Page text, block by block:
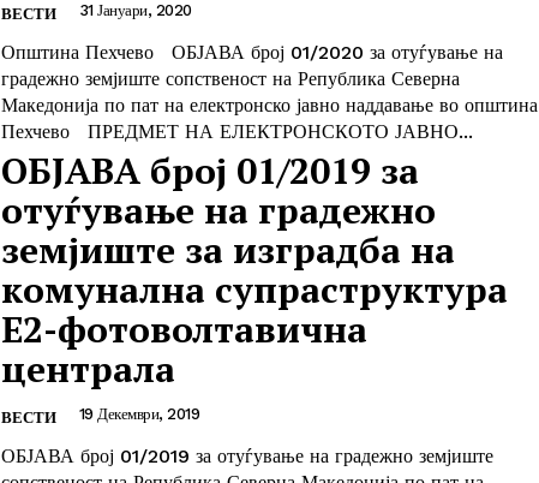
ВЕСТИ 31 Јануари, 2020
Општина Пехчево ОБЈАВА број 01/2020 за отуѓување на
градежно земјиште сопственост на Република Северна
Македонија по пат на електронско јавно наддавање во општина
Пехчево ПРЕДМЕТ НА ЕЛЕКТРОНСКОТО ЈАВНО...
ОБЈАВА број 01/2019 за
отуѓување на градежно
земјиште за изградба на
комунална супраструктура
Е2-фотоволтавична
централа
ВЕСТИ 19 Декември, 2019
ОБЈАВА број 01/2019 за отуѓување на градежно земјиште